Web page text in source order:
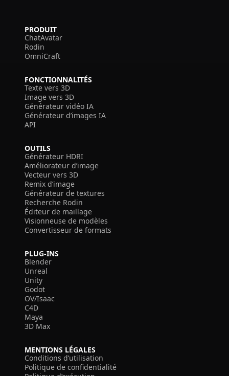
PRODUIT
ChatAvatar
Rodin
OmniCraft
FONCTIONNALITÉS
Texte vers 3D
Image vers 3D
Générateur vidéo IA
Générateur d’images IA
API
OUTILS
Générateur HDRI
Améliorateur d’image
Vecteur vers 3D
Remix d’image
Générateur de textures
Recherche Rodin
Éditeur de maillage
Visionneuse de modèles
Convertisseur de formats
PLUG-INS
Blender
Unreal
Unity
Godot
OV/Isaac
C4D
Maya
3D Max
MENTIONS LÉGALES
Conditions d’utilisation
Politique de confidentialité